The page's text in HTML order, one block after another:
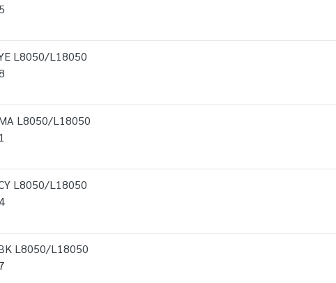
L8050/L18050
L8050/L18050
L8050/L18050
L8050/L18050